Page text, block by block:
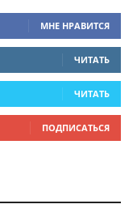
МНЕ НРАВИТСЯ
ЧИТАТЬ
ЧИТАТЬ
ПОДПИСАТЬСЯ